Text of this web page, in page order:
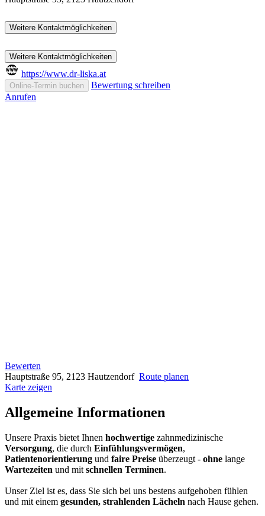
Weitere Kontaktmöglichkeiten
Weitere Kontaktmöglichkeiten
https://www.dr-liska.at
Online-Termin buchen
Bewertung schreiben
Anrufen
Bewerten
Hauptstraße 95, 2123 Hautzendorf Route planen
Karte zeigen
Allgemeine Informationen
Unsere Praxis bietet Ihnen hochwertige zahnmedizinische
Versorgung, die durch Einfühlungsvermögen,
Patientenorientierung und faire Preise überzeugt - ohne lange
Wartezeiten und mit schnellen Terminen.
Unser Ziel ist es, dass Sie sich bei uns bestens aufgehoben fühlen
und mit einem gesunden, strahlenden Lächeln nach Hause gehen.